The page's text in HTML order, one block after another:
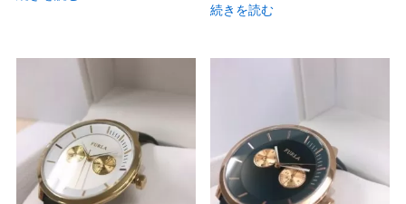
続きを読む